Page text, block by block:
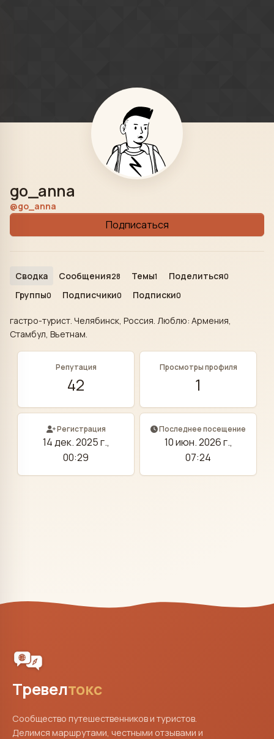
go_anna
@go_anna
Подписаться
Сводка Сообщения28 Темы1 Поделиться0
Группы0 Подписчики0 Подписки0
гастро-турист. Челябинск, Россия. Люблю: Армения,
Стамбул, Вьетнам.
Репутация
42
Просмотры профиля
1
Регистрация
14 дек. 2025 г.,
00:29
Последнее посещение
10 июн. 2026 г.,
07:24
Тревелтокс
Сообщество путешественников и туристов.
Делимся маршрутами, честными отзывами и